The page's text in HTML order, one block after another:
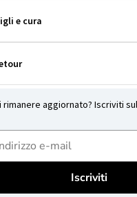
e cura
rimanere aggiornato? Iscriviti
mailadres
Iscriviti